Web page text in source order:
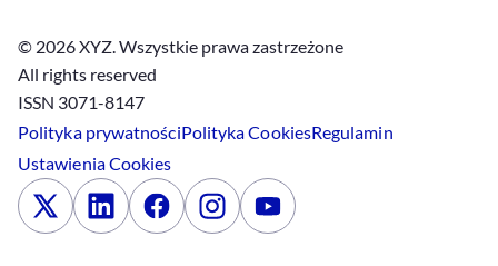
© 2026 XYZ. Wszystkie prawa zastrzeżone
All rights reserved
ISSN 3071-8147
Polityka prywatnościPolitykaCookiesRegulamin
UstawieniaCookies
x LinkedinFacebookInstagramYoutube